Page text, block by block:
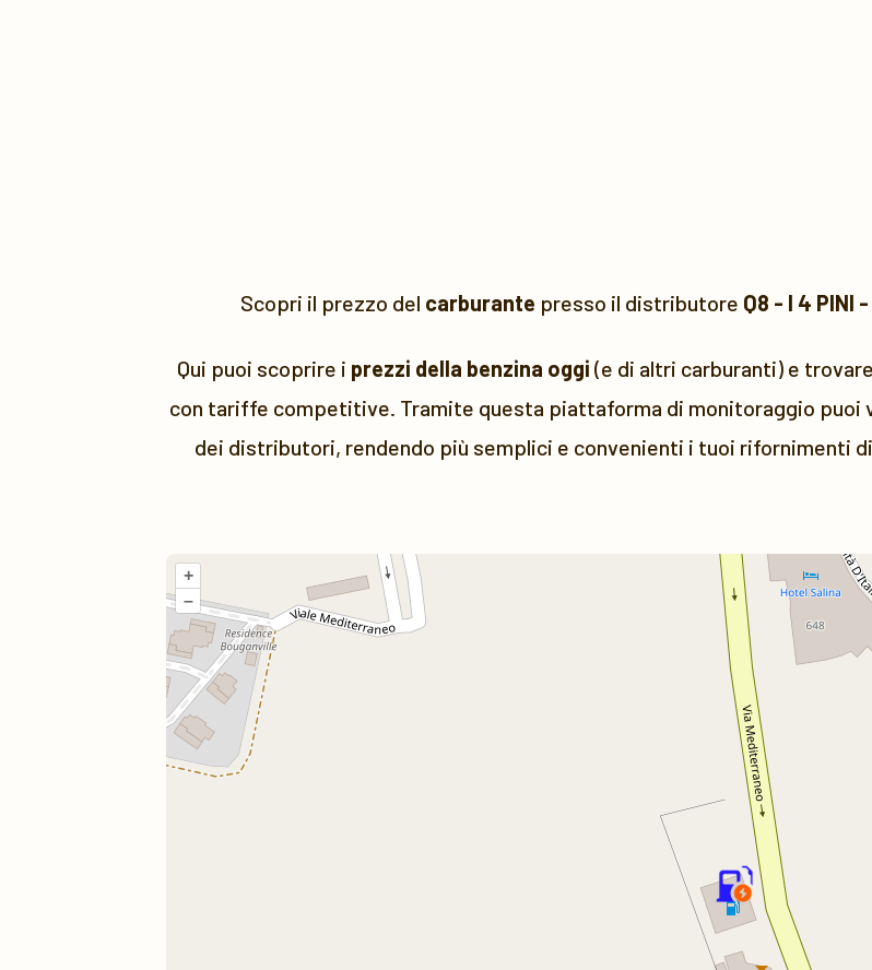
Scopri il prezzo del carburante presso il distributore Q8 - I 4 PINI
Qui puoi scoprire i prezzi della benzina oggi (e di altri carburanti) e
con tariffe competitive. Tramite questa piattaforma di monitoraggio puoi
dei distributori, rendendo più semplici e convenienti i tuoi rifornimenti
+
–